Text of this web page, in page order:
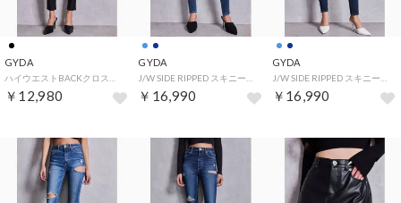
GYDA
￥12,980
GYDA
￥16,990
GYDA
￥16,990